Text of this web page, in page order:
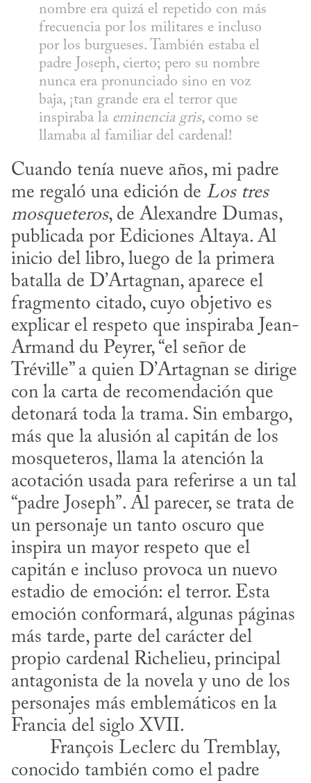
nombre era quizá el repetido con más
frecuencia por los militares e incluso
por los burgueses. También estaba el
padre Joseph, cierto; pero su nombre
nunca era pronunciado sino en voz
baja, ¡tan grande era el terror que
inspiraba la eminencia gris, como se
llamaba al familiar del cardenal!
Cuando tenía nueve años, mi padre
me regaló una edición de Los tres
mosqueteros, de Alexandre Dumas,
publicada por Ediciones Altaya. Al
inicio del libro, luego de la primera
batalla de D’Artagnan, aparece el
fragmento citado, cuyo objetivo es
explicar el respeto que inspiraba Jean-
Armand du Peyrer, “el señor de
Tréville” a quien D’Artagnan se dirige
con la carta de recomendación que
detonará toda la trama. Sin embargo,
más que la alusión al capitán de los
mosqueteros, llama la atención la
acotación usada para referirse a un tal
“padre Joseph”. Al parecer, se trata de
un personaje un tanto oscuro que
inspira un mayor respeto que el
capitán e incluso provoca un nuevo
estadio de emoción: el terror. Esta
emoción conformará, algunas páginas
más tarde, parte del carácter del
propio cardenal Richelieu, principal
antagonista de la novela y uno de los
personajes más emblemáticos en la
Francia del siglo XVII.
conocido también como el padre